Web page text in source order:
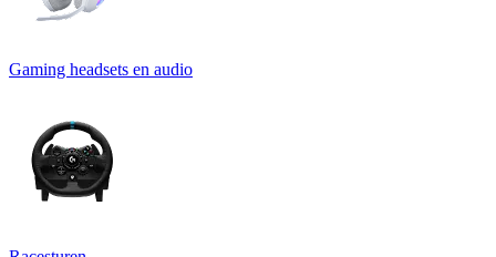
Gaming headsets en audio